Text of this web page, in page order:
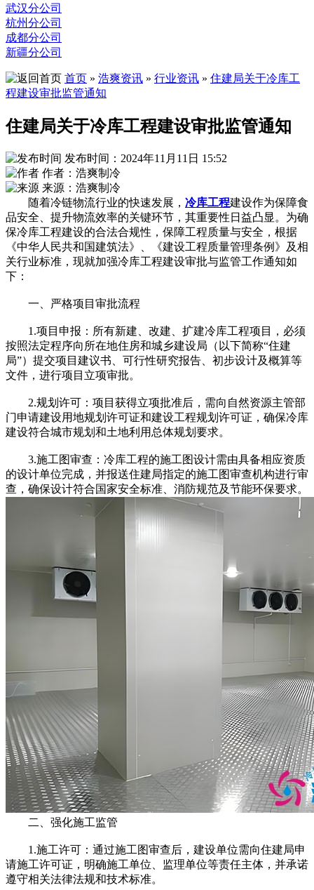
武汉分公司
杭州分公司
成都分公司
新疆分公司
首页 » 浩爽资讯 » 行业资讯 » 住建局关于冷库工
程建设审批监管通知
住建局关于冷库工程建设审批监管通知
发布时间：2024年11月11日 15:52
作者：浩爽制冷
来源：浩爽制冷
随着冷链物流行业的快速发展， 冷库工程建设作为保障食
品安全、提升物流效率的关键环节，其重要性日益凸显。为确
保冷库工程建设的合法合规性，保障工程质量与安全，根据
《中华人民共和国建筑法》、《建设工程质量管理条例》及相
关行业标准，现就加强冷库工程建设审批与监管工作通知如
下：
一、严格项目审批流程
1.项目申报：所有新建、改建、扩建冷库工程项目，必须
按照法定程序向所在地住房和城乡建设局（以下简称“住建
局”）提交项目建议书、可行性研究报告、初步设计及概算等
文件，进行项目立项审批。
2.规划许可：项目获得立项批准后，需向自然资源主管部
门申请建设用地规划许可证和建设工程规划许可证，确保冷库
建设符合城市规划和土地利用总体规划要求。
3.施工图审查：冷库工程的施工图设计需由具备相应资质
的设计单位完成，并报送住建局指定的施工图审查机构进行审
查，确保设计符合国家安全标准、消防规范及节能环保要求。
二、强化施工监管
1.施工许可：通过施工图审查后，建设单位需向住建局申
请施工许可证，明确施工单位、监理单位等责任主体，并承诺
遵守相关法律法规和技术标准。